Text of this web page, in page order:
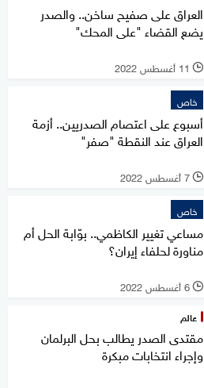
العراق على صفيح ساخن.. والصدر
يضع القضاء "على المحك"
l 11 أغسطس 2022
خاص
أسبوع على اعتصام الصدريين.. أزمة
العراق عند النقطة "صفر"
l 7 أغسطس 2022
خاص
مساعي تغيير الكاظمي.. بوّابة الحل أم
مناورة لحلفاء إيران؟
l 6 أغسطس 2022
عالم
مقتدى الصدر يطالب بحل البرلمان
وإجراء انتخابات مبكرة